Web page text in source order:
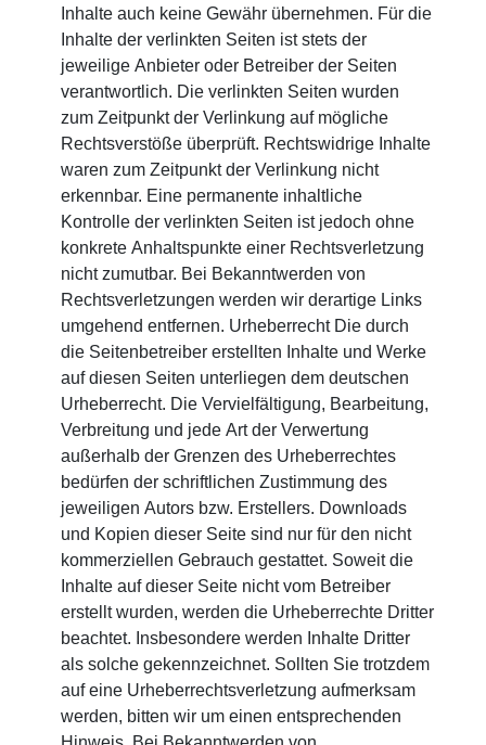
Inhalte auch keine Gewähr übernehmen. Für die
Inhalte der verlinkten Seiten ist stets der
jeweilige Anbieter oder Betreiber der Seiten
verantwortlich. Die verlinkten Seiten wurden
zum Zeitpunkt der Verlinkung auf mögliche
Rechtsverstöße überprüft. Rechtswidrige Inhalte
waren zum Zeitpunkt der Verlinkung nicht
erkennbar. Eine permanente inhaltliche
Kontrolle der verlinkten Seiten ist jedoch ohne
konkrete Anhaltspunkte einer Rechtsverletzung
nicht zumutbar. Bei Bekanntwerden von
Rechtsverletzungen werden wir derartige Links
umgehend entfernen. Urheberrecht Die durch
die Seitenbetreiber erstellten Inhalte und Werke
auf diesen Seiten unterliegen dem deutschen
Urheberrecht. Die Vervielfältigung, Bearbeitung,
Verbreitung und jede Art der Verwertung
außerhalb der Grenzen des Urheberrechtes
bedürfen der schriftlichen Zustimmung des
jeweiligen Autors bzw. Erstellers. Downloads
und Kopien dieser Seite sind nur für den nicht
kommerziellen Gebrauch gestattet. Soweit die
Inhalte auf dieser Seite nicht vom Betreiber
erstellt wurden, werden die Urheberrechte Dritter
beachtet. Insbesondere werden Inhalte Dritter
als solche gekennzeichnet. Sollten Sie trotzdem
auf eine Urheberrechtsverletzung aufmerksam
werden, bitten wir um einen entsprechenden